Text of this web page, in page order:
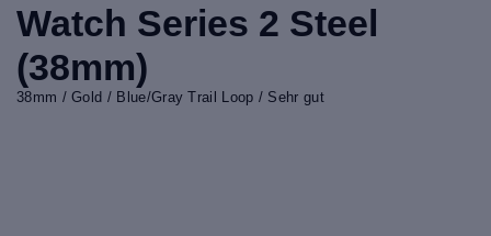
Watch Series 2 Steel
(38mm)
38mm / Gold / Blue/Gray Trail Loop / Sehr gut